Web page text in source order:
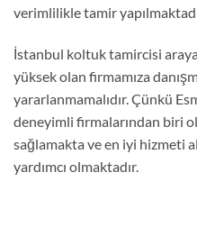
verimlilikle tamir
İstanbul koltuk tamircisi
yüksek olan firmamıza
yararlanmamalıdır. Çünkü
deneyimli firmalarından biri
sağlamakta ve en iyi hizmeti
yardımcı olmaktadır.